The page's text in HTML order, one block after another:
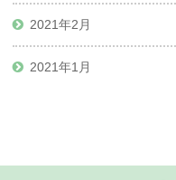
2021年2月
2021年1月